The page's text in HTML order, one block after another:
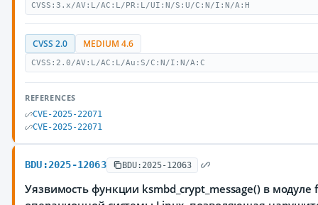
CVSS:3.x/AV:L/AC:L/PR:L/UI:N/S:U/C:N/I:N/A:H
CVSS 2.0 MEDIUM 4.6
CVSS:2.0/AV:L/AC:L/Au:S/C:N/I:N/A:C
REFERENCES
CVE-2025-22071
CVE-2025-22071
BDU:2025-12063 BDU:2025-12063
Уязвимость функции ksmbd_crypt_message() в